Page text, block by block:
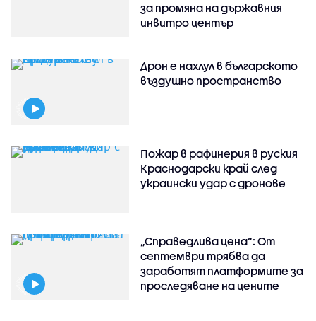
за промяна на държавния
инвитро център
Дрон е нахлул в българското
въздушно пространство
Пожар в рафинерия в руския
Краснодарски край след
украински удар с дронове
„Справедлива цена“: От
септември трябва да
заработят платформите за
проследяване на цените